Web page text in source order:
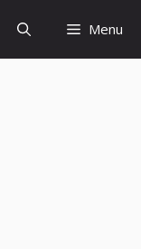
Menu